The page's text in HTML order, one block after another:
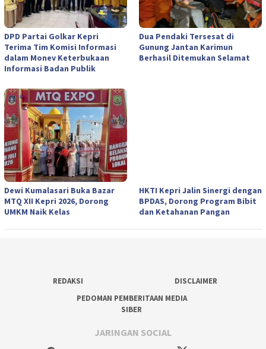
DPD Partai Golkar Kepri
Terima Tim Komisi Informasi
dalam Monev Keterbukaan
Informasi Badan Publik
Dua Pendaki Tersesat di
Gunung Jantan Karimun
Berhasil Ditemukan Selamat
Dewi Kumalasari Buka Bazar
MTQ XII Kepri 2026, Dorong
UMKM Naik Kelas
HKTI Kepri Jalin Sinergi dengan
BPDAS, Dorong Program Bibit
dan Ketahanan Pangan
REDAKSI
DISCLAIMER
PEDOMAN PEMBERITAAN MEDIA
SIBER
JARINGAN SOCIAL